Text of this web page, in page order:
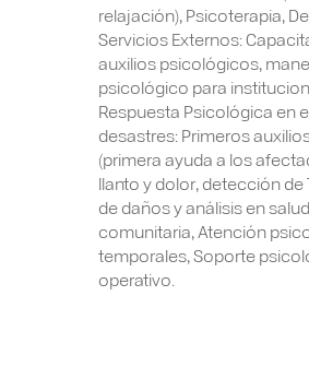
relajación), Psicoterapia,
Servicios Externos:
auxilios psicológicos,
psicológico para
Respuesta Psicológica en
desastres: Primeros
(primera ayuda a los
llanto y dolor, detección de
de daños y análisis en
comunitaria, Atención
temporales, Soporte
operativo.